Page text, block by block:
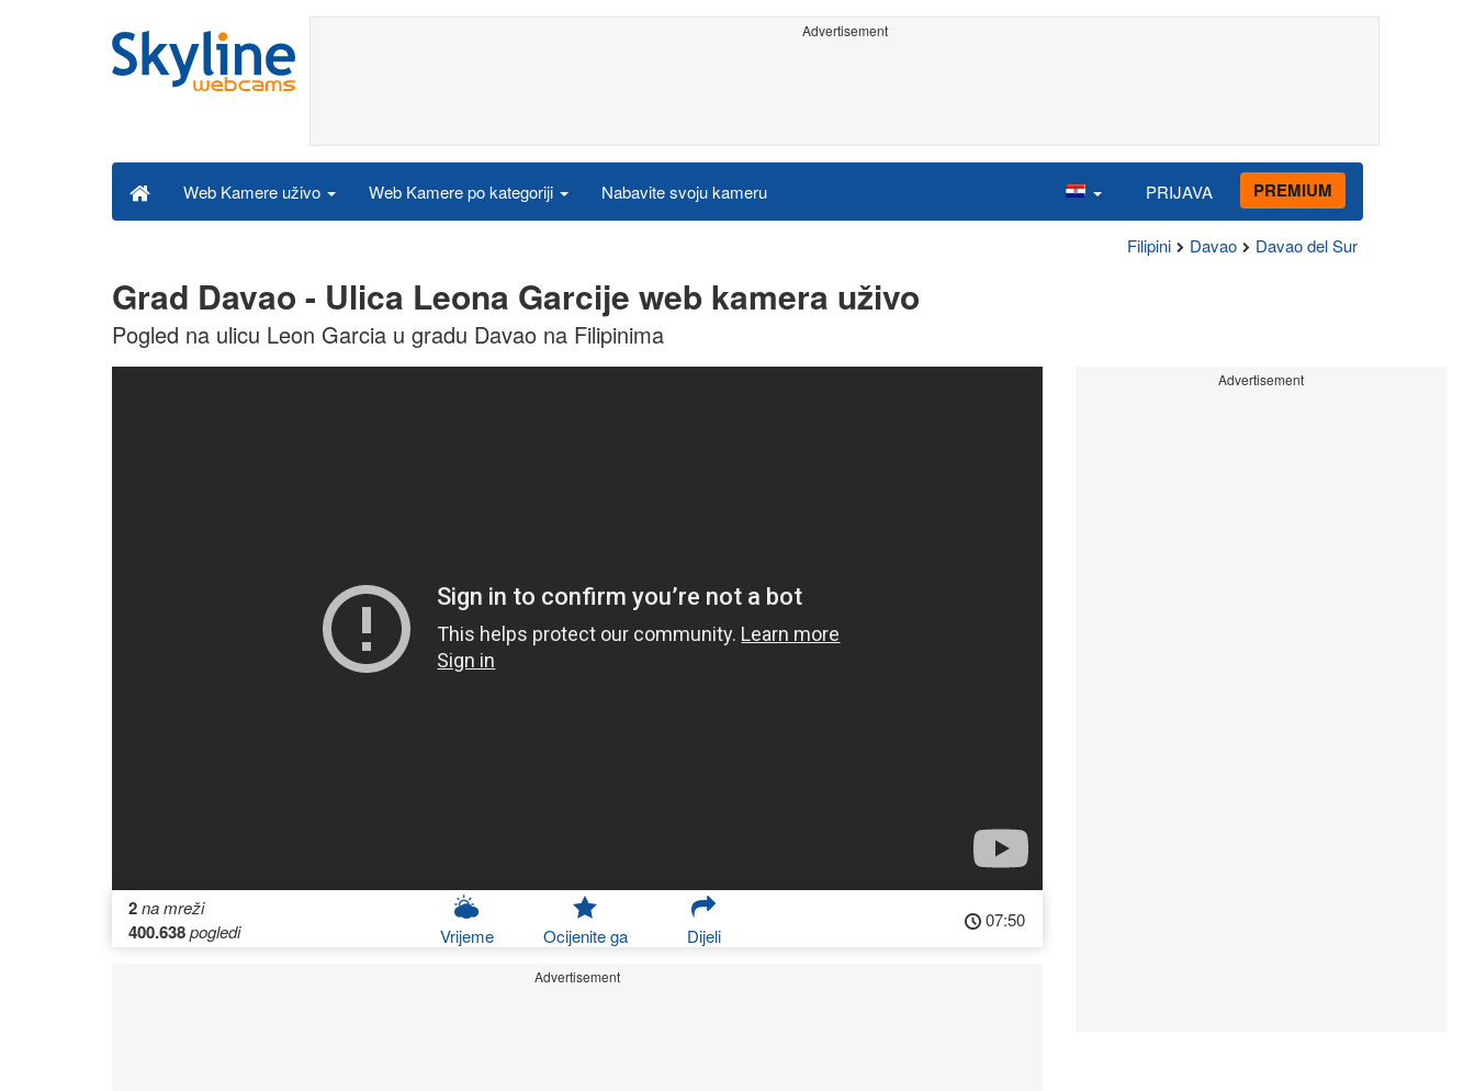
Advertisement
Web Kamere uživo Web Kamere po kategoriji Nabavite svoju kameru PRIJAVA PREMIUM
Filipini Davao Davao del Sur
Grad Davao - Ulica Leona Garcije web kamera uživo
Pogled na ulicu Leon Garcia u gradu Davao na Filipinima
2na mreži
400.638pogledi Vrijeme Ocijenite ga Dijeli
07:50
Advertisement
Advertisement